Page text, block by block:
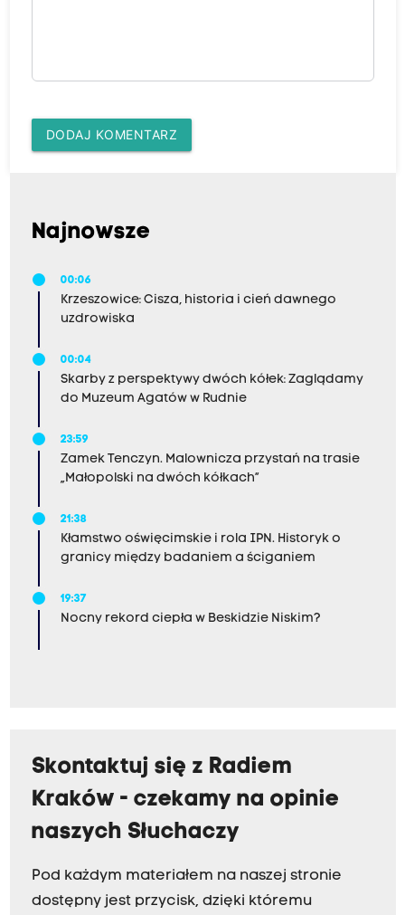
DODAJ KOMENTARZ
Najnowsze
00:06
Krzeszowice: Cisza, historia i cień dawnego
uzdrowiska
00:04
Skarby z perspektywy dwóch kółek: Zaglądamy
do Muzeum Agatów w Rudnie
23:59
Zamek Tenczyn. Malownicza przystań na trasie
„Małopolski na dwóch kółkach”
21:38
Kłamstwo oświęcimskie i rola IPN. Historyk o
granicy między badaniem a ściganiem
19:37
Nocny rekord ciepła w Beskidzie Niskim?
Skontaktuj się z Radiem
Kraków - czekamy na opinie
naszych Słuchaczy
Pod każdym materiałem na naszej stronie
dostępny jest przycisk, dzięki któremu